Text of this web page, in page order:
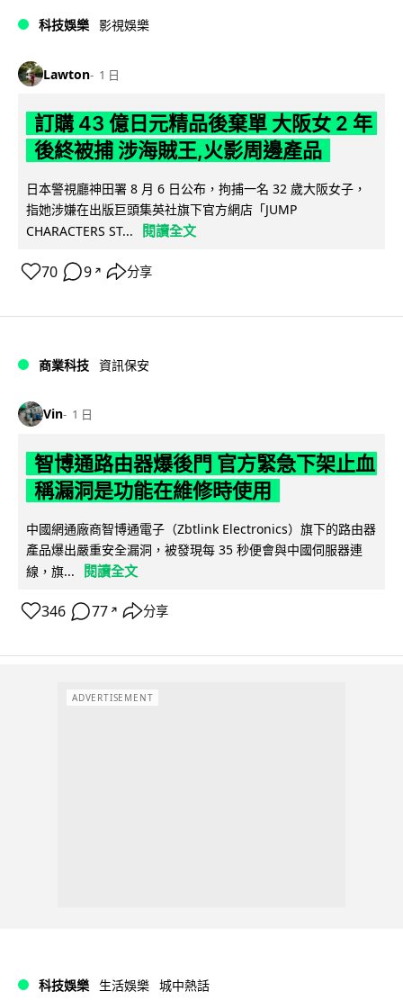
科技娛樂 影視娛樂
Lawton 1 日
訂購 43 億日元精品後棄單 大阪女 2 年
後終被捕 涉海賊王,火影周邊產品
日本警視廳神田署 8 月 6 日公布，拘捕一名 32 歲大阪女子，
指她涉嫌在出版巨頭集英社旗下官方網店「JUMP
CHARACTERS ST...
閱讀全文
70 9 ↗ 分享
商業科技 資訊保安
Vin 1 日
智博通路由器爆後門 官方緊急下架止血
稱漏洞是功能在維修時使用
中國網通廠商智博通電子（Zbtlink Electronics）旗下的路由器
產品爆出嚴重安全漏洞，被發現每 35 秒便會與中國伺服器連
線，旗...
閱讀全文
346 77 ↗ 分享
ADVERTISEMENT
科技娛樂 生活娛樂 城中熱話